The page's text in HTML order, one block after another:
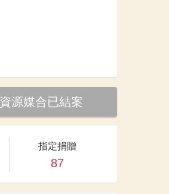
資源媒合已結案
指定捐贈
87